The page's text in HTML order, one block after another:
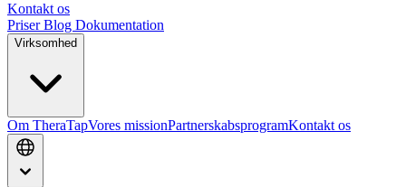
Kontakt os
PriserBlog Dokumentation
Virksomhed
Om TheraTapVores missionPartnerskabsprogramKontakt os